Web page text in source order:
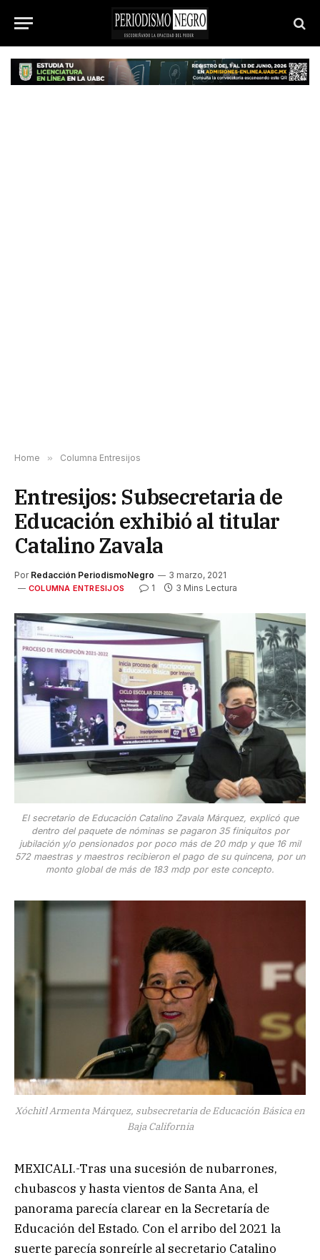
Home » Columna Entresijos
Entresijos: Subsecretaria de
Educación exhibió al titular
Catalino Zavala
Por Redacción PeriodismoNegro 3 marzo, 2021
COLUMNA ENTRESIJOS 1 3 Mins Lectura
El secretario de Educación Catalino Zavala Márquez, explicó que
dentro del paquete de nóminas se pagaron 35 finiquitos por
jubilación y/o pensionados por poco más de 20 mdp y que 16 mil
572 maestras y maestros recibieron el pago de su quincena, por un
monto global de más de 183 mdp por este concepto.
Xóchitl Armenta Márquez, subsecretaria de Educación Básica en
Baja California
MEXICALI.-Tras una sucesión de nubarrones,
chubascos y hasta vientos de Santa Ana, el
panorama parecía clarear en la Secretaría de
Educación del Estado. Con el arribo del 2021 la
suerte parecía sonreírle al secretario Catalino